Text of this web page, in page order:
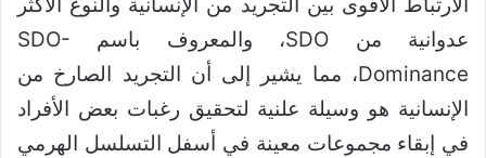
الارتباط الأقوى بين التجريد من الإنسانية والنوع الأكثر
عدوانية من SDO، والمعروف باسم SDO-
Dominance، مما يشير إلى أن التجريد الصارخ من
الإنسانية هو وسيلة علنية لتحقيق رغبات بعض الأفراد
في إبقاء مجموعات معينة في أسفل التسلسل الهرمي